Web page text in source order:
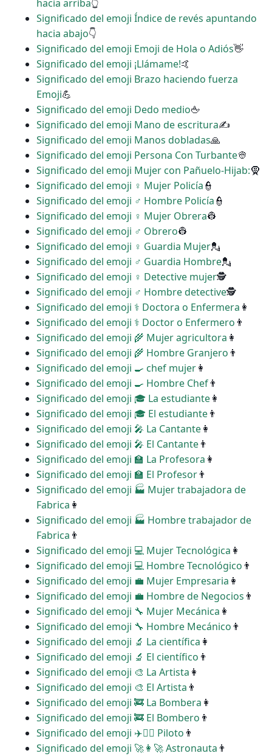
hacia arriba👆
Significado del emoji Índice de revés apuntando
hacia abajo👇
Significado del emoji Emoji de Hola o Adiós👋
Significado del emoji ¡Llámame!🤙
Significado del emoji Brazo haciendo fuerza
Emoji💪
Significado del emoji Dedo medio🖕
Significado del emoji Mano de escritura✍
Significado del emoji Manos dobladas🙏
Significado del emoji Persona Con Turbante👳
Significado del emoji Mujer con Pañuelo-Hijab:🧕
Significado del emoji ‍♀️ Mujer Policía👮
Significado del emoji ‍♂️ Hombre Policía👮
Significado del emoji ♀ Mujer Obrera👷
Significado del emoji ♂ Obrero👷
Significado del emoji ♀ Guardia Mujer💂
Significado del emoji ♂ Guardia Hombre💂
Significado del emoji ️‍♀️ Detective mujer🕵
Significado del emoji ♂ Hombre detective🕵
Significado del emoji ‍⚕️ Doctora o Enfermera 👩
Significado del emoji ‍⚕️ Doctor o Enfermero 👨
Significado del emoji ‍🌾 Mujer agricultora 👩
Significado del emoji ‍🌾 Hombre Granjero 👨
Significado del emoji ‍🍳 chef mujer👩
Significado del emoji ‍🍳 Hombre Chef👨
Significado del emoji ‍🎓 La estudiante👩
Significado del emoji ‍🎓 El estudiante👨
Significado del emoji ‍🎤 La Cantante👩
Significado del emoji ‍🎤 El Cantante👨
Significado del emoji ‍🏫 La Profesora 👩
Significado del emoji ‍🏫 El Profesor👨
Significado del emoji ‍🏭 Mujer trabajadora de
Fabrica 👩
Significado del emoji ‍🏭 Hombre trabajador de
Fabrica 👨
Significado del emoji ‍💻 Mujer Tecnológica 👩
Significado del emoji ‍💻 Hombre Tecnológico 👨
Significado del emoji ‍💼 Mujer Empresaria 👩
Significado del emoji ‍💼 Hombre de Negocios 👨
Significado del emoji ‍🔧 Mujer Mecánica 👩
Significado del emoji ‍🔧 Hombre Mecánico 👨
Significado del emoji ‍🔬 La científica 👩
Significado del emoji ‍🔬 El científico 👨
Significado del emoji ‍🎨 La Artista 👩
Significado del emoji ‍🎨 El Artista 👨
Significado del emoji ‍🚒 La Bombera 👩
Significado del emoji ‍🚒 El Bombero 👨
Significado del emoji ‍✈️👩‍✈️ Piloto 👨
Significado del emoji ‍🚀👩‍🚀 Astronauta 👨